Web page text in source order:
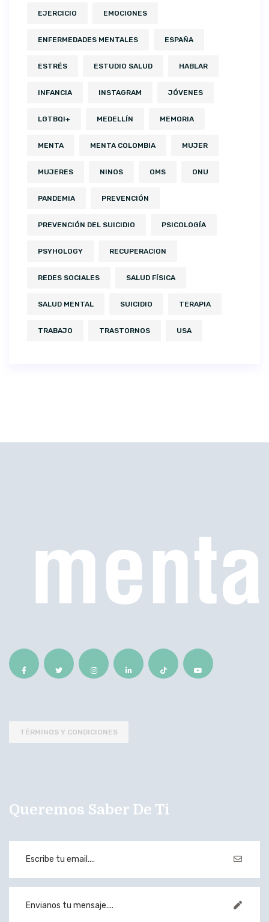
EJERCICIO EMOCIONES
ENFERMEDADES MENTALES ESPAÑA
ESTRÉS ESTUDIO SALUD HABLAR
INFANCIA INSTAGRAM JÓVENES
LGTBQI+ MEDELLÍN MEMORIA
MENTA MENTA COLOMBIA MUJER
MUJERES NINOS OMS ONU
PANDEMIA PREVENCIÓN
PREVENCIÓN DEL SUICIDIO PSICOLOGÍA
PSYHOLOGY RECUPERACION
REDES SOCIALES SALUD FÍSICA
SALUD MENTAL SUICIDIO TERAPIA
TRABAJO TRASTORNOS USA
TÉRMINOS Y CONDICIONES
Queremos Saber De Ti